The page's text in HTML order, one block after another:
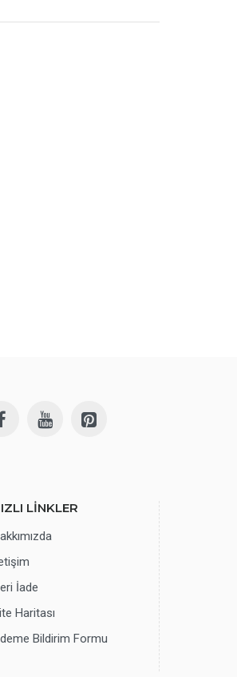
LİNKLER
İade
Haritası
Bildirim Formu